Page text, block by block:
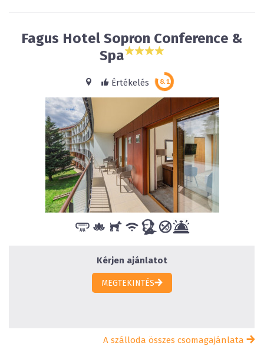
Fagus Hotel Sopron Conference &
Spa
Értékelés
Kérjen ajánlatot
MEGTEKINTÉS
A szálloda összes csomagajánlata